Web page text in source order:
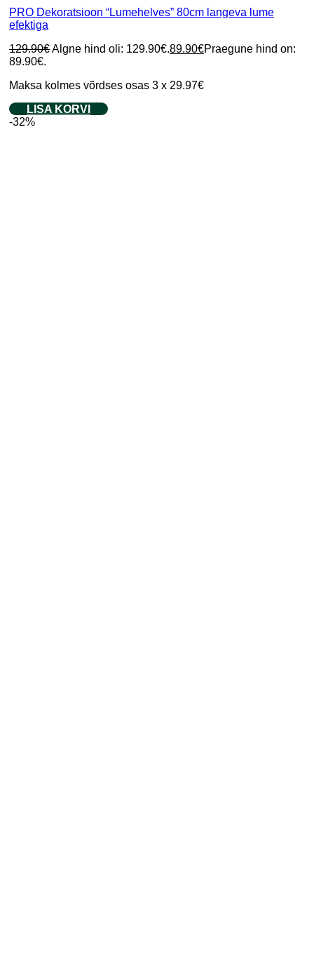
PRO Dekoratsioon “Lumehelves” 80cm langeva lume
efektiga
129.90€Algne hind oli: 129.90€.89.90€Praegune hind on:
89.90€.
Maksa kolmes võrdses osas 3 x 29.97€
LISA KORVI
-32%